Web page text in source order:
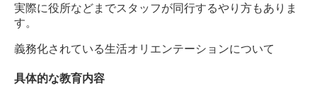
実際に役所などまでスタッフが同行するやり方もありま
す。
義務化されている生活オリエンテーションについて
具体的な教育内容